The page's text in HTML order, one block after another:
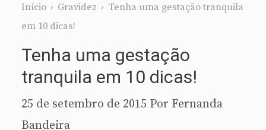
Início › Gravidez › Tenha uma gestação tranquila
em 10 dicas!
Tenha uma gestação
tranquila em 10 dicas!
25 de setembro de 2015 Por Fernanda
Bandeira